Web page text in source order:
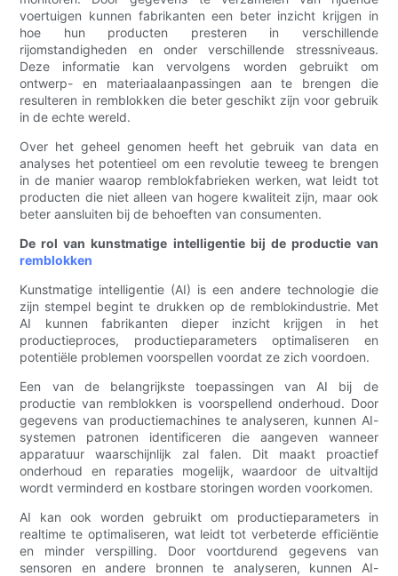
voertuigen kunnen fabrikanten een beter inzicht krijgen in
hoe hun producten presteren in verschillende
rijomstandigheden en onder verschillende stressniveaus.
Deze informatie kan vervolgens worden gebruikt om
ontwerp- en materiaalaanpassingen aan te brengen die
resulteren in remblokken die beter geschikt zijn voor gebruik
in de echte wereld.
Over het geheel genomen heeft het gebruik van data en
analyses het potentieel om een ​​revolutie teweeg te brengen
in de manier waarop remblokfabrieken werken, wat leidt tot
producten die niet alleen van hogere kwaliteit zijn, maar ook
beter aansluiten bij de behoeften van consumenten.
De rol van kunstmatige intelligentie bij de productie van
remblokken
Kunstmatige intelligentie (AI) is een andere technologie die
zijn stempel begint te drukken op de remblokindustrie. Met
AI kunnen fabrikanten dieper inzicht krijgen in het
productieproces, productieparameters optimaliseren en
potentiële problemen voorspellen voordat ze zich voordoen.
Een van de belangrijkste toepassingen van AI bij de
productie van remblokken is voorspellend onderhoud. Door
gegevens van productiemachines te analyseren, kunnen AI-
systemen patronen identificeren die aangeven wanneer
apparatuur waarschijnlijk zal falen. Dit maakt proactief
onderhoud en reparaties mogelijk, waardoor de uitvaltijd
wordt verminderd en kostbare storingen worden voorkomen.
AI kan ook worden gebruikt om productieparameters in
realtime te optimaliseren, wat leidt tot verbeterde efficiëntie
en minder verspilling. Door voortdurend gegevens van
sensoren en andere bronnen te analyseren, kunnen AI-